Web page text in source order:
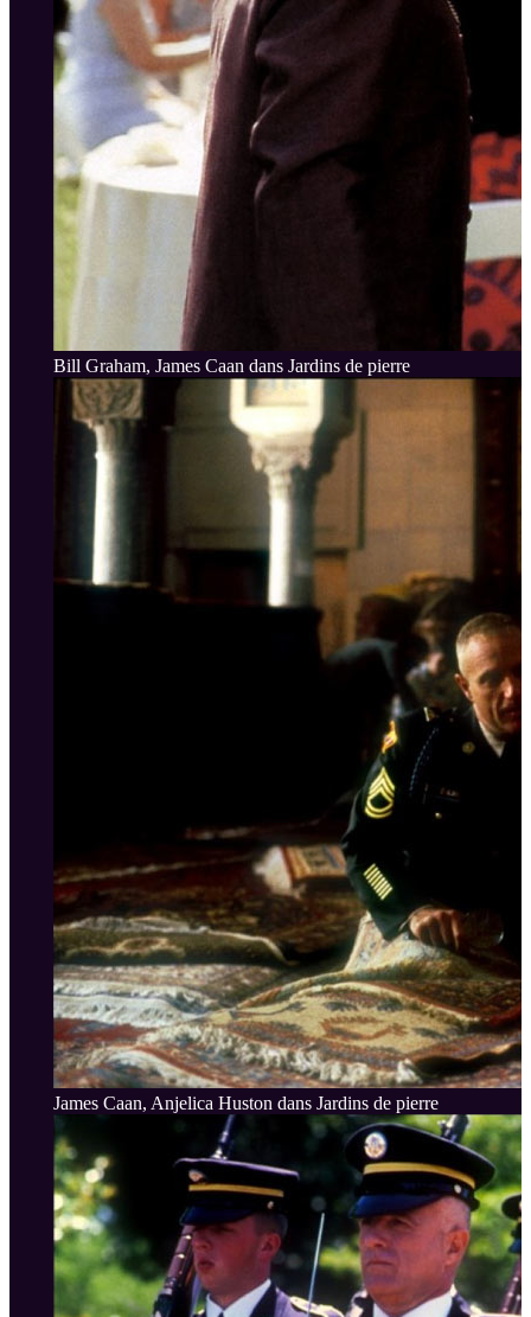
Bill Graham, James Caan dans Jardins de pierre
James Caan, Anjelica Huston dans Jardins de pierre